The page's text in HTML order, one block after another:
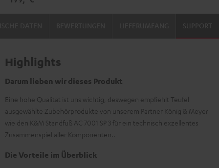
3
3
SUPPORT
Highlights
Darum lieben wir dieses Produkt
Eine hohe Qualität ist uns wichtig, deswegen empfiehlt Teufel
ausgewählte Zubehörprodukte von unserem Partner König & Meyer
wie den K&M Standfuß AC 7001 SP 3 für ein technisch exzellentes
Zusammenspiel aller Komponenten..
Die Vorteile im Überblick